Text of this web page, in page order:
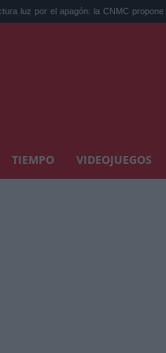
apagón: la CNMC propone ...
TIEMPO VIDEOJUEGOS